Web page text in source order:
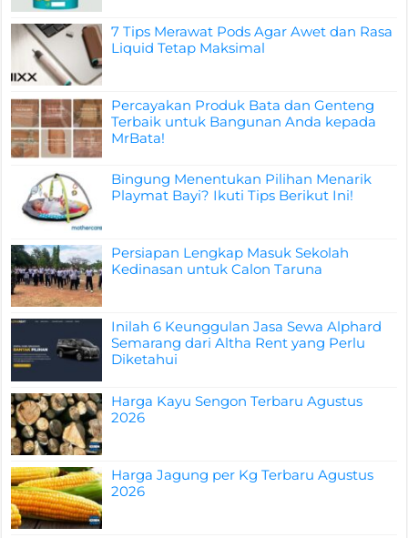
7 Tips Merawat Pods Agar Awet dan Rasa
Liquid Tetap Maksimal
Percayakan Produk Bata dan Genteng
Terbaik untuk Bangunan Anda kepada
MrBata!
Bingung Menentukan Pilihan Menarik
Playmat Bayi? Ikuti Tips Berikut Ini!
Persiapan Lengkap Masuk Sekolah
Kedinasan untuk Calon Taruna
Inilah 6 Keunggulan Jasa Sewa Alphard
Semarang dari Altha Rent yang Perlu
Diketahui
Harga Kayu Sengon Terbaru Agustus
2026
Harga Jagung per Kg Terbaru Agustus
2026